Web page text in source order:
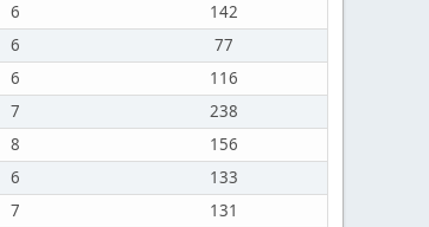
6
142
6
77
6
116
7
238
8
156
6
133
7
131